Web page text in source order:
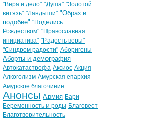
"Вера и дело" "Душа" "Золотой
витязь" "Ландыши" "Образ и
подобие" "Поделись
Рождеством" "Православная
инициатива" "Радость веры"
"Синдром радости" Аборигены
Аборты и демография
Автокатастрофа Аксиос Акция
Алкоголизм Амурская епархия
Амурское благочиние
Анонсы Армия Бари
Беременность и роды Благовест
Благотворительность